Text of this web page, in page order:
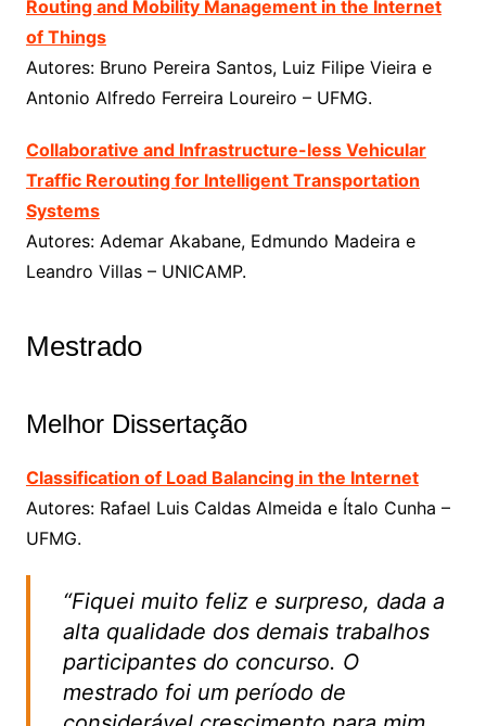
Routing and Mobility Management in the Internet
of Things
Autores: Bruno Pereira Santos, Luiz Filipe Vieira e
Antonio Alfredo Ferreira Loureiro – UFMG.
Collaborative and Infrastructure-less Vehicular
Traffic Rerouting for Intelligent Transportation
Systems
Autores: Ademar Akabane, Edmundo Madeira e
Leandro Villas – UNICAMP.
Mestrado
Melhor Dissertação
Classification of Load Balancing in the Internet
Autores: Rafael Luis Caldas Almeida e Ítalo Cunha –
UFMG.
“Fiquei muito feliz e surpreso, dada a
alta qualidade dos demais trabalhos
participantes do concurso. O
mestrado foi um período de